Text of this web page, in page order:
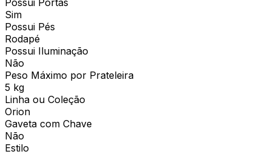
Sim
Possui Pés
Rodapé
Possui Iluminação
Não
Peso Máximo por Prateleira
5 kg
Linha ou Coleção
Orion
Gaveta com Chave
Não
Estilo